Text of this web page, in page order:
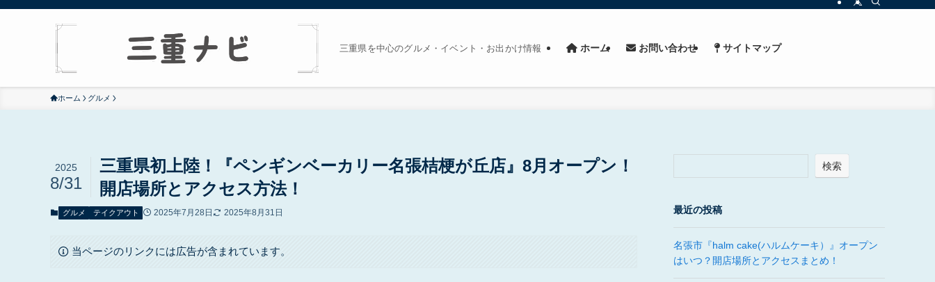
三重県を中心のグルメ・イベント・お出かけ情報 ホーム お問い合わせ サイトマップ
ホーム グルメ
三重県初上陸！『ペンギンベーカリー名張桔梗が丘店』8月オープン！
開店場所とアクセス方法！
2025
8/31
グルメ テイクアウト 2025年7月28日 2025年8月31日
当ページのリンクには広告が含まれています。
検索
最近の投稿
名張市『halm cake(ハルムケーキ）』オープン
はいつ？開店場所とアクセスまとめ！